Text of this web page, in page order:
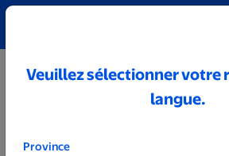
Veuillez sélectionner votre
langue.
Province